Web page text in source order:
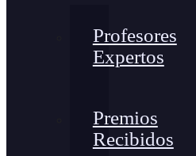
Profesores
Expertos
Premios
Recibidos